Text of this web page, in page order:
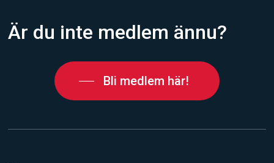
Är du inte medlem ännu?
Bli medlem här!